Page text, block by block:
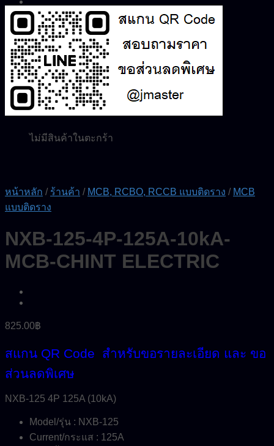
0.00 ฿ 0
ไม่มีสินค้าในตะกร้า
ค้นหา:
0
ตะกร้าสินค้า
ไม่มีสินค้าในตะกร้า
หน้าหลัก / ร้านค้า / MCB, RCBO, RCCB แบบติดราง / MCB
แบบติดราง
NXB-125-4P-125A-10kA-
MCB-CHINT ELECTRIC
825.00฿
สแกน QR Code สำหรับขอรายละเอียด และ ขอ
ส่วนลดพิเศษ
NXB-125 4P 125A (10kA)
Model/รุ่น : NXB-125
Current/กระแส : 125A